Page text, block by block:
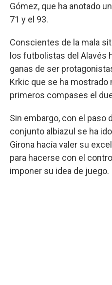
Gómez, que ha anotado
71 y el 93.
Conscientes de la mala
los futbolistas del Alavés
ganas de ser
Krkic que se ha mostrado
primeros compases el
Sin embargo, con el paso
conjunto albiazul se ha
Girona hacía valer su
para hacerse con el
imponer su idea de juego.